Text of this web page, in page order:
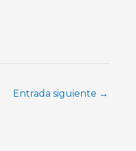
Entrada siguiente →